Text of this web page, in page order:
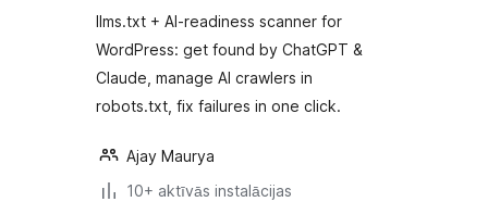
WordPress
llms.txt + AI-readiness scanner for
WordPress: get found by ChatGPT &
Claude, manage AI crawlers in
robots.txt, fix failures in one click.
Ajay Maurya
10+ aktīvās instalācijas